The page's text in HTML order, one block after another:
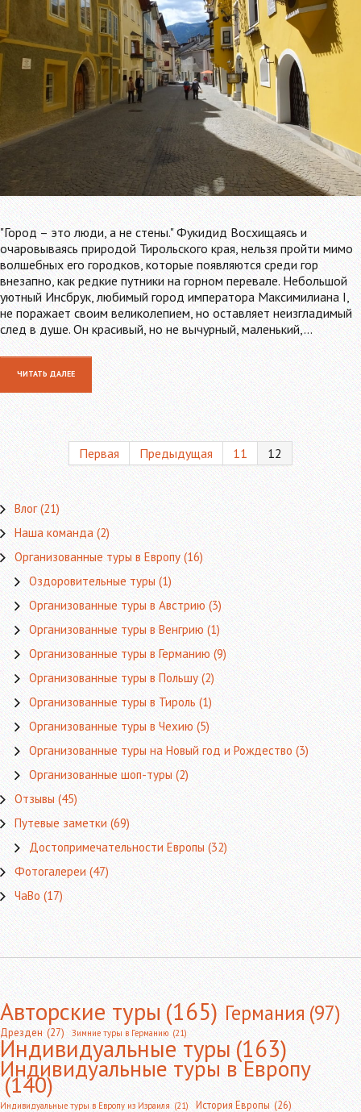
"Город – это люди, а не стены." Фукидид Восхищаясь и
очаровываясь природой Тирольского края, нельзя пройти мимо
волшебных его городков, которые появляются среди гор
внезапно, как редкие путники на горном перевале. Небольшой
уютный Инсбрук, любимый город императора Максимилиана I,
не поражает своим великолепием, но оставляет неизгладимый
след в душе. Он красивый, но не вычурный, маленький,…
ЧИТАТЬ ДАЛЕЕ
Первая Предыдущая 11 12
Влог(21)
Наша команда(2)
Организованные туры в Европу(16)
Оздоровительные туры(1)
Организованные туры в Австрию(3)
Организованные туры в Венгрию(1)
Организованные туры в Германию(9)
Организованные туры в Польшу(2)
Организованные туры в Тироль(1)
Организованные туры в Чехию(5)
Организованные туры на Новый год и Рождество(3)
Организованные шоп-туры(2)
Отзывы(45)
Путевые заметки(69)
Достопримечательности Европы(32)
Фотогалереи(47)
ЧаВо(17)
Авторские туры(165) Германия(97)
Дрезден (27) Зимние туры в Германию (21)
Индивидуальные туры(163)
Индивидуальные туры в Европу
(140)
Индивидуальные туры в Европу из Израиля (21) История Европы (26)